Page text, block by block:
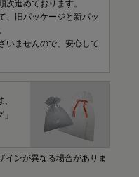
進めております。
、旧パッケージと新パッ
いませんので、安心して
ンが異なる場合がありま